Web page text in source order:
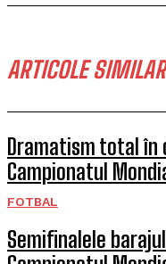
ARTICOLE
Dramatism total în
Campionatul
FOTBAL
Semifinalele